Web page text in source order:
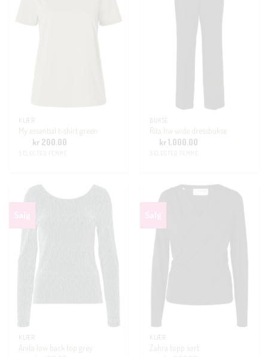
KLÆR
My essential t-shirt green
kr 200.00
BUKSE
Rita hw wide dressbukse
kr1,000.00
KLÆR
Anita low back top grey
KLÆR
Zahra topp sort